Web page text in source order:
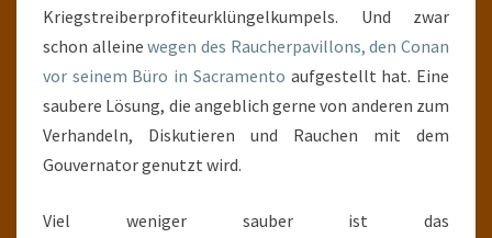
Kriegstreiberprofiteurklüngelkumpels. Und zwar
schon alleinewegen des Raucherpavillons, den Conan
vor seinem Büro in Sacramento aufgestellt hat. Eine
saubere Lösung, die angeblich gerne von anderen zum
Verhandeln, Diskutieren und Rauchen mit dem
Gouvernator genutzt wird.
Viel weniger sauber ist das